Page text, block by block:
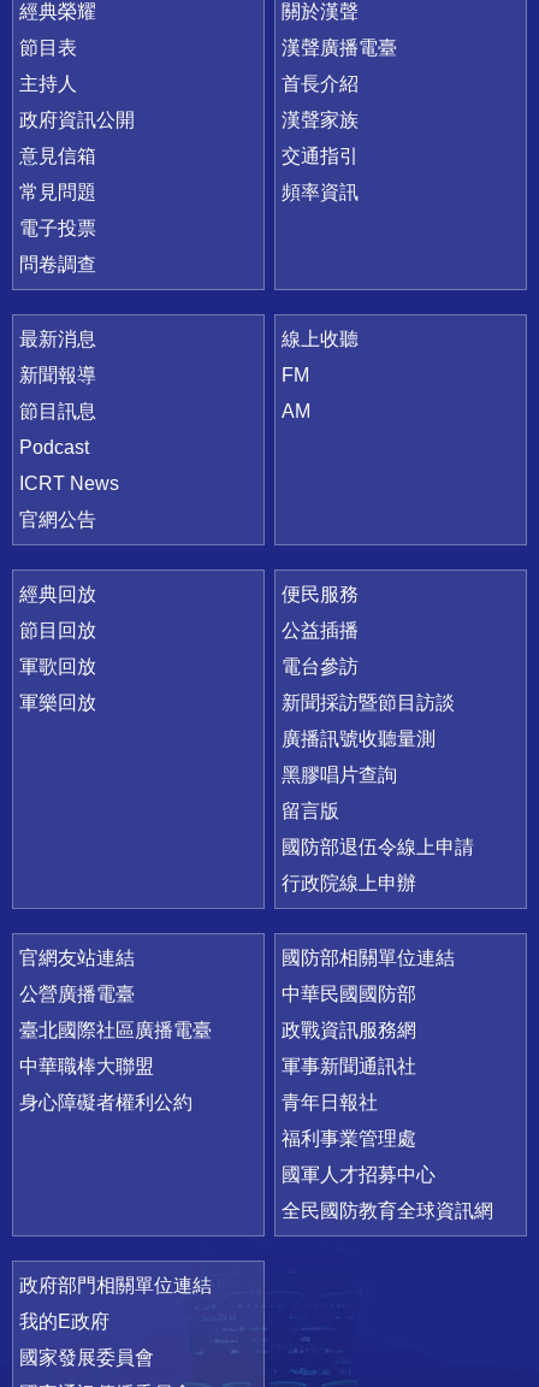
快速連結
經典榮耀
節目表
主持人
政府資訊公開
意見信箱
常見問題
電子投票
問卷調查
關於漢聲
漢聲廣播電臺
首長介紹
漢聲家族
交通指引
頻率資訊
最新消息
新聞報導
節目訊息
Podcast
ICRT News
官網公告
線上收聽
FM
AM
經典回放
節目回放
軍歌回放
軍樂回放
便民服務
公益插播
電台參訪
新聞採訪暨節目訪談
廣播訊號收聽量測
黑膠唱片查詢
留言版
國防部退伍令線上申請
行政院線上申辦
官網友站連結
公營廣播電臺
臺北國際社區廣播電臺
中華職棒大聯盟
身心障礙者權利公約
國防部相關單位連結
中華民國國防部
政戰資訊服務網
軍事新聞通訊社
青年日報社
福利事業管理處
國軍人才招募中心
全民國防教育全球資訊網
政府部門相關單位連結
我的E政府
國家發展委員會